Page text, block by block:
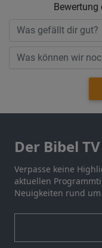
Bewertung
Der Bibel
Verpasse keine
aktuellen
Neuigkeiten rund